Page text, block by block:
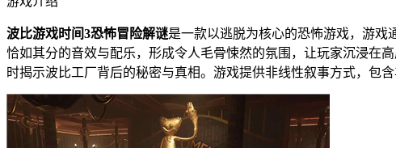
波比游戏时间3恐怖冒险解谜是一款以逃脱为核心的恐怖游戏，游戏
恰如其分的音效与配乐，形成令人毛骨悚然的氛围，让玩家沉浸在
时揭示波比工厂背后的秘密与真相。游戏提供非线性叙事方式，包